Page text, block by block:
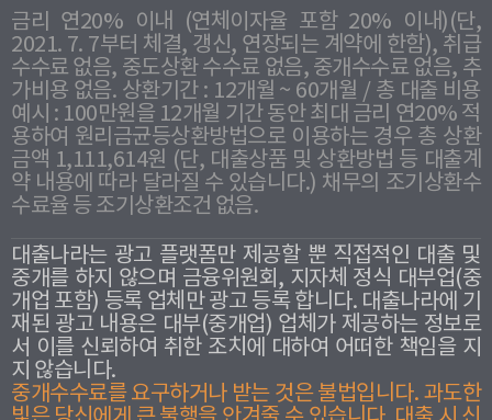
금리 연20% 이내 (연체이자율 포함 20% 이내)(단,
2021. 7. 7부터 체결, 갱신, 연장되는 계약에 한함), 취급
수수료 없음, 중도상환 수수료 없음, 중개수수료 없음, 추
가비용 없음. 상환기간 : 12개월 ~ 60개월 / 총 대출 비용
예시 : 100만원을 12개월 기간 동안 최대 금리 연20% 적
용하여 원리금균등상환방법으로 이용하는 경우 총 상환
금액 1,111,614원 (단, 대출상품 및 상환방법 등 대출계
약 내용에 따라 달라질 수 있습니다.) 채무의 조기상환수
수료율 등 조기상환조건 없음.
대출나라는 광고 플랫폼만 제공할 뿐 직접적인 대출 및
중개를 하지 않으며 금융위원회, 지자체 정식 대부업(중
개업 포함) 등록 업체만 광고 등록 합니다. 대출나라에 기
재된 광고 내용은 대부(중개업) 업체가 제공하는 정보로
서 이를 신뢰하여 취한 조치에 대하여 어떠한 책임을 지
지 않습니다.
중개수수료를 요구하거나 받는 것은 불법입니다. 과도한